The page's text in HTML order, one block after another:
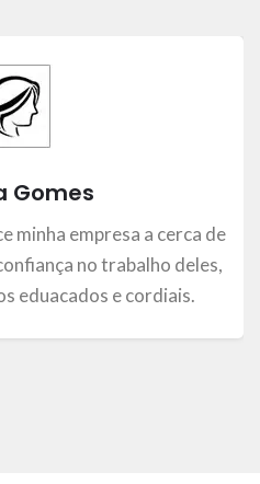
Gomes
minha empresa a cerca de
no trabalho deles,
eduacados e cordiais.